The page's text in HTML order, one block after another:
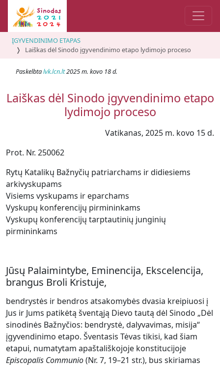
ĮGYVENDINIMO ETAPAS
Laiškas dėl Sinodo įgyvendinimo etapo lydimojo proceso
Paskelbtalvk.lcn.lt2025 m. kovo 18 d.
Laiškas dėl Sinodo įgyvendinimo etapo
lydimojo proceso
Vatikanas, 2025 m. kovo 15 d.
Prot. Nr. 250062
Rytų Katalikų Bažnyčių patriarchams ir didiesiems
arkivyskupams
Visiems vyskupams ir eparchams
Vyskupų konferencijų pirmininkams
Vyskupų konferencijų tarptautinių junginių
pirmininkams
Jūsų Palaimintybe, Eminencija, Ekscelencija,
brangus Broli Kristuje,
bendrystės ir bendros atsakomybės dvasia kreipiuosi į
Jus ir Jums patikėtą šventąją Dievo tautą dėl Sinodo „Dėl
sinodinės Bažnyčios: bendrystė, dalyvavimas, misija“
įgyvendinimo etapo. Šventasis Tėvas tikisi, kad šiam
etapui, numatytam apaštališkojoje konstitucijoje
Episcopalis Communio(Nr. 7, 19–21 str.), bus skiriamas